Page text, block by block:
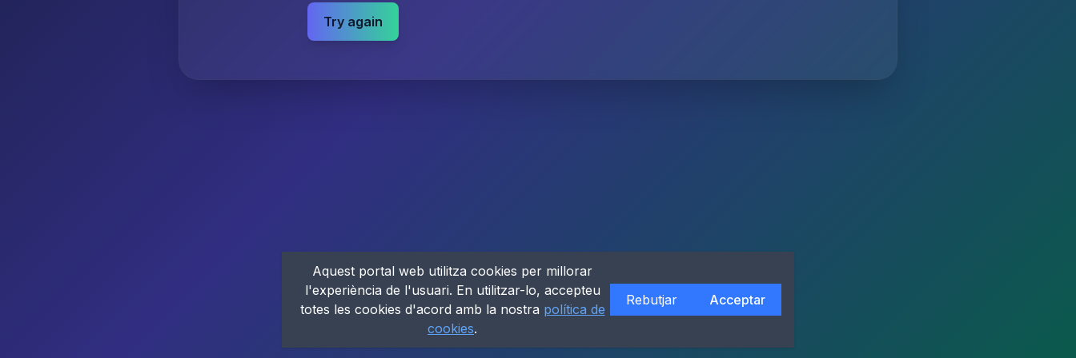
Try again
Aquest portal web utilitza cookies per millorar
l'experiència de l'usuari. En utilitzar-lo, accepteu
totes les cookies d'acord amb la nostra política de
cookies.
Rebutjar Acceptar